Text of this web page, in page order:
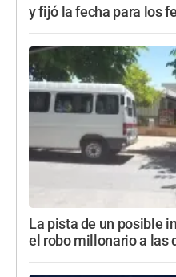
y fijó la fecha para los
La pista de un posible
el robo millonario a las